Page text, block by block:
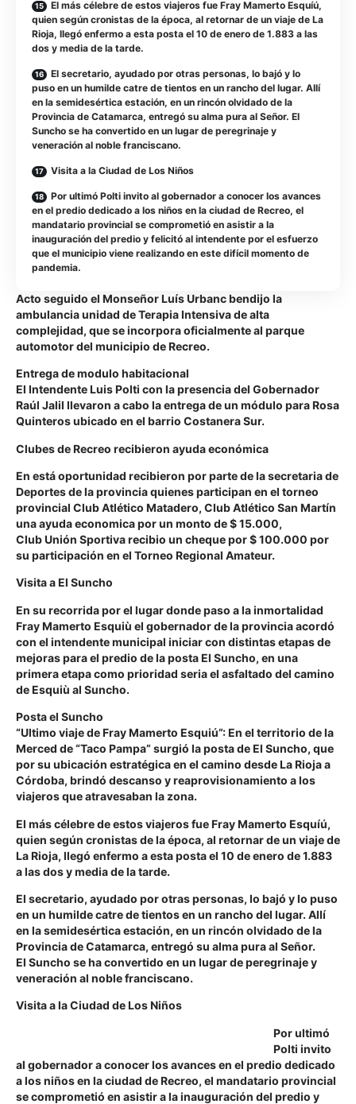
El más célebre de estos viajeros fue Fray Mamerto Esquíú,
quien según cronistas de la época, al retornar de un viaje de La
Rioja, llegó enfermo a esta posta el 10 de enero de 1.883 a las
dos y media de la tarde.
El secretario, ayudado por otras personas, lo bajó y lo
puso en un humilde catre de tientos en un rancho del lugar. Allí
en la semidesértica estación, en un rincón olvidado de la
Provincia de Catamarca, entregó su alma pura al Señor. El
Suncho se ha convertido en un lugar de peregrinaje y
veneración al noble franciscano.
Visita a la Ciudad de Los Niños
Por ultimó Polti invito al gobernador a conocer los avances
en el predio dedicado a los niños en la ciudad de Recreo, el
mandatario provincial se comprometió en asistir a la
inauguración del predio y felicitó al intendente por el esfuerzo
que el municipio viene realizando en este difícil momento de
pandemia.
Acto seguido el Monseñor Luís Urbanc bendijo la
ambulancia unidad de Terapia Intensiva de alta
complejidad, que se incorpora oficialmente al parque
automotor del municipio de Recreo.
Entrega de modulo habitacional
El Intendente Luis Polti con la presencia del Gobernador
Raúl Jalil llevaron a cabo la entrega de un módulo para Rosa
Quinteros ubicado en el barrio Costanera Sur.
Clubes de Recreo recibieron ayuda económica
En está oportunidad recibieron por parte de la secretaria de
Deportes de la provincia quienes participan en el torneo
provincial Club Atlético Matadero, Club Atlético San Martín
una ayuda economica por un monto de $ 15.000,
Club Unión Sportiva recibio un cheque por $ 100.000 por
su participación en el Torneo Regional Amateur.
Visita a El Suncho
En su recorrida por el lugar donde paso a la inmortalidad
Fray Mamerto Esquiù el gobernador de la provincia acordó
con el intendente municipal iniciar con distintas etapas de
mejoras para el predio de la posta El Suncho, en una
primera etapa como prioridad seria el asfaltado del camino
de Esquiù al Suncho.
Posta el Suncho
“Ultimo viaje de Fray Mamerto Esquiú”: En el territorio de la
Merced de “Taco Pampa” surgió la posta de El Suncho, que
por su ubicación estratégica en el camino desde La Rioja a
Córdoba, brindó descanso y reaprovisionamiento a los
viajeros que atravesaban la zona.
El más célebre de estos viajeros fue Fray Mamerto Esquíú,
quien según cronistas de la época, al retornar de un viaje de
La Rioja, llegó enfermo a esta posta el 10 de enero de 1.883
a las dos y media de la tarde.
El secretario, ayudado por otras personas, lo bajó y lo puso
en un humilde catre de tientos en un rancho del lugar. Allí
en la semidesértica estación, en un rincón olvidado de la
Provincia de Catamarca, entregó su alma pura al Señor.
El Suncho se ha convertido en un lugar de peregrinaje y
veneración al noble franciscano.
Visita a la Ciudad de Los Niños
Por ultimó
Polti invito
al gobernador a conocer los avances en el predio dedicado
a los niños en la ciudad de Recreo, el mandatario provincial
se comprometió en asistir a la inauguración del predio y